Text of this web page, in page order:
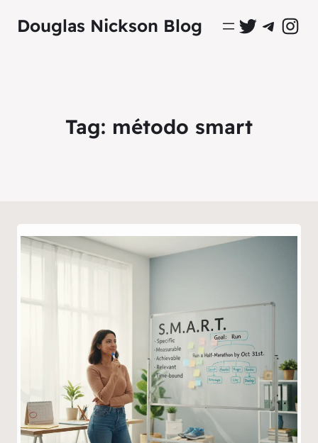
Douglas Nickson Blog Perfil Oficial no Twitter
Grupo Oficial no
Perfil
Tag: método smart